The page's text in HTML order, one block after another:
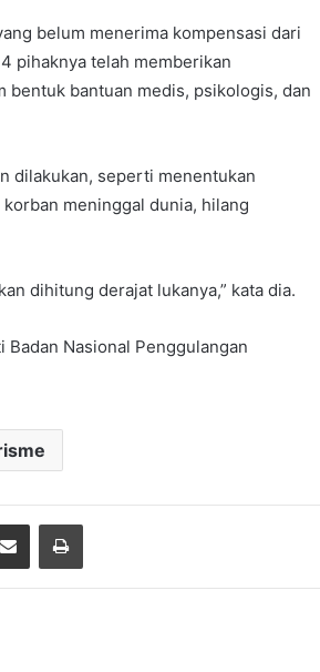
belum menerima kompensasi dari
pihaknya telah memberikan
bentuk bantuan medis, psikologis, dan
dilakukan, seperti menentukan
meninggal dunia, hilang
dihitung derajat lukanya,” kata dia.
Nasional Penggulangan
Share via Email Print